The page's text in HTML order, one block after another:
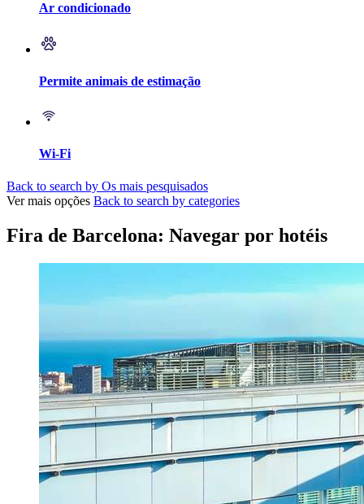
Ar condicionado
Permite animais de estimação
Wi-Fi
Back to search by Os mais pesquisados
Ver mais opções Back to search by categories
Fira de Barcelona: Navegar por hotéis